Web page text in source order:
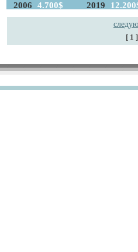
2006 4.700$ 2019
[ 1 ]